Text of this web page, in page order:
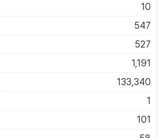
10
547
527
1,191
133,340
1
101